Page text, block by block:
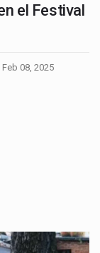
el Festival
Feb 08, 2025